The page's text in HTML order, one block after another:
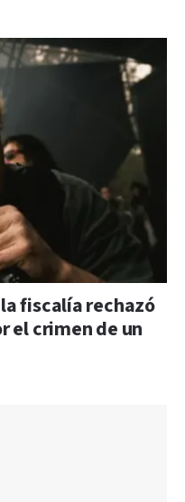
fiscalía rechazó
el crimen de un